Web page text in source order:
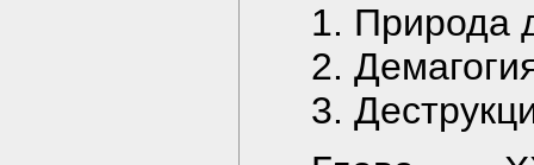
1. Природа
2.
3.